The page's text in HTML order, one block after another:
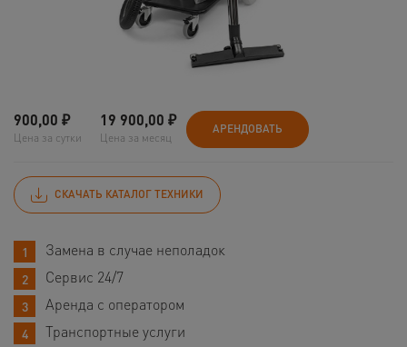
900,00 ₽
Цена за сутки
19 900,00 ₽
Цена за месяц
АРЕНДОВАТЬ
СКАЧАТЬ КАТАЛОГ ТЕХНИКИ
Замена в случае неполадок
Сервис 24/7
Аренда с оператором
Транспортные услуги